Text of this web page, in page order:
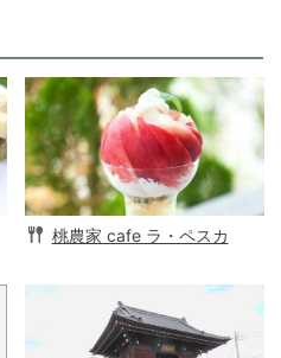
桃農家 cafe ラ・ペスカ